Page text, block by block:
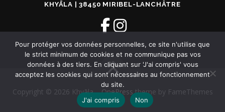
KHYĀLA | 38450 MIRIBEL-LANCHÂTRE
Copyright © 2026 Khyāla–OnePresstheme by FameThemes
Pour protéger vos données personnelles, ce site n'utilise que
le strict minimum de cookies et ne communique pas vos
données à des tiers. En cliquant sur 'J'ai compris' vous
acceptez les cookies qui sont nécessaires au fonctionnement
du site.
J'ai compris
Non